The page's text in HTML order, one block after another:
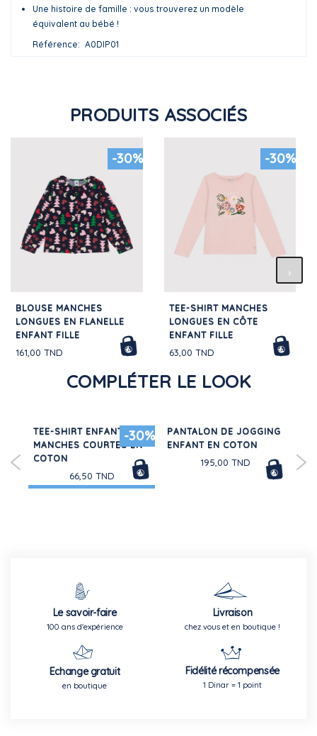
Une histoire de famille : vous trouverez un modèle
équivalent au bébé !
Référence
A0DIP01
PRODUITS ASSOCIÉS
-30%
BLOUSE MANCHES
LONGUES EN FLANELLE
ENFANT FILLE
161,00 TND
-30%
TEE-SHIRT MANCHES
LONGUES EN CÔTE
ENFANT FILLE
63,00 TND
COMPLÉTER LE LOOK
-30%
TEE-SHIRT ENFANT
MANCHES COURTES EN
COTON
66,50 TND
PANTALON DE JOGGING
ENFANT EN COTON
195,00 TND
Le savoir-faire
100 ans d'expérience
Livraison
chez vous et en boutique !
Echange gratuit
en boutique
Fidélité récompensée
1 Dinar = 1 point